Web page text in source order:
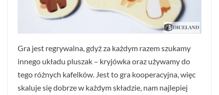
Gra jest regrywalna, gdyż za każdym razem szukamy
innego układu pluszak – kryjówka oraz używamy do
tego różnych kafelków. Jest to gra kooperacyjna, więc
skaluje się dobrze w każdym składzie, nam najlepiej